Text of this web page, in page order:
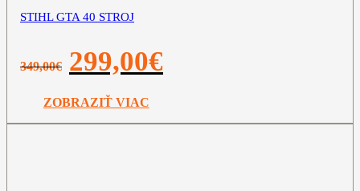
STIHL GTA 40 STROJ
349,00€
Pôvodná
cena
349,00€.
299,00€
ZOBRAZIŤ VIAC